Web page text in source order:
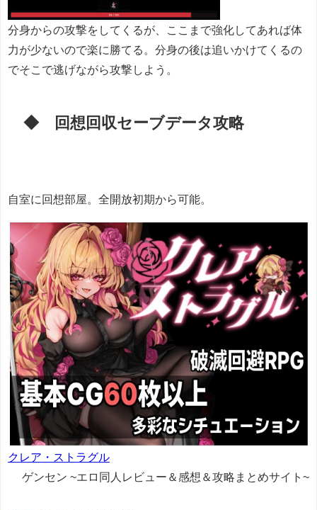
分身からの攻撃をしてくるが、ここまで強化してあれば体
力が少ないので楽に勝てる。分身の後は追いかけてくるの
でそこで逃げながら攻撃しよう。
◆ 回想回収セーブデータ攻略
自室に回想部屋。全開放初期から可能。
クレア・ストラグル
ゲンセン ~エロ同人レビュー＆感想＆攻略まとめサイト~